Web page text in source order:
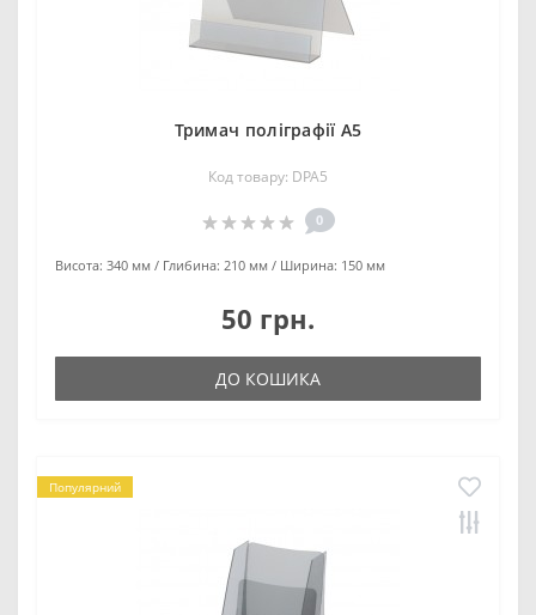
Тримач поліграфії А5
Код товару: DPA5
0
Висота: 340 мм Глибина: 210 мм Ширина: 150 мм
50 грн.
ДО КОШИКА
Популярний